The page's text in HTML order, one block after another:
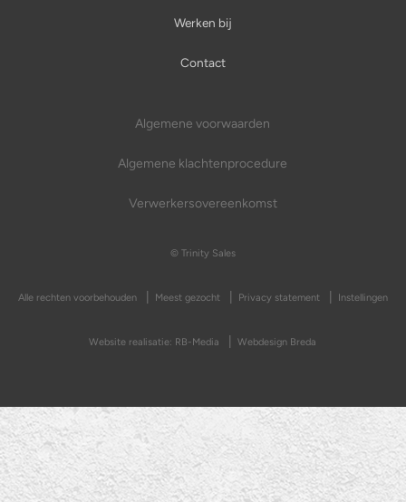
Werken bij
Contact
Algemene voorwaarden
Algemene klachtenprocedure
Verwerkersovereenkomst
© Trinity Sales
Alle rechten voorbehouden Meest gezocht Privacy statement Instellingen
Website realisatie: RB-Media Webdesign Breda